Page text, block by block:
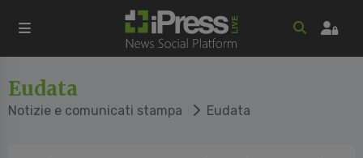
Eudata
Notizie e comunicati stampa Eudata